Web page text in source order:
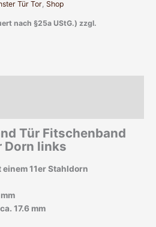
Tür Tor Shop
nach §25a UStG.) zzgl.
Tür Fitschenband
Dorn links
11er Stahldorn
17.6 mm